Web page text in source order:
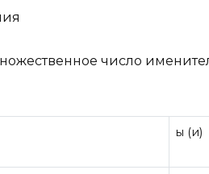
число
ы (и)